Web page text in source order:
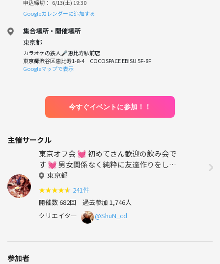
申込締切： 6/13(土) 19:30
Googleカレンダーに追加する
集合場所・開催場所
東京都
カラオケの鉄人🎤恵比寿駅前店
東京都渋谷区恵比寿1-8-4 COCOSPACE EBISU 5F-8F
Googleマップで表示
今すぐイベントに参加！！
主催サークル
東京オフ会 💓 初めてさん歓迎の飲み会で
す 💓 男女関係なく純粋に友達作りをしよ
う✨ 転勤で出てきたばかり～友達が欲し
い・地方出身者の方～是非来て下さいね♪
毎週遊べるほんとうの友達作りをしよう✨
東京都
★★★★★ 241件
開催数 682回 過去参加 1,746人
クリエイター
@ShuN_cd
参加者